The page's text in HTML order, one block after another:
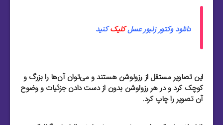
دانلود وکتور زنبور عسلکلیککنید
این تصاویر مستقل از رزولوشن هستند و می‌توان آن‌ها را بزرگ و
کوچک کرد و در هر رزولوشن بدون از دست دادن جزئیات و وضوح
آن تصویر را چاپ کرد.